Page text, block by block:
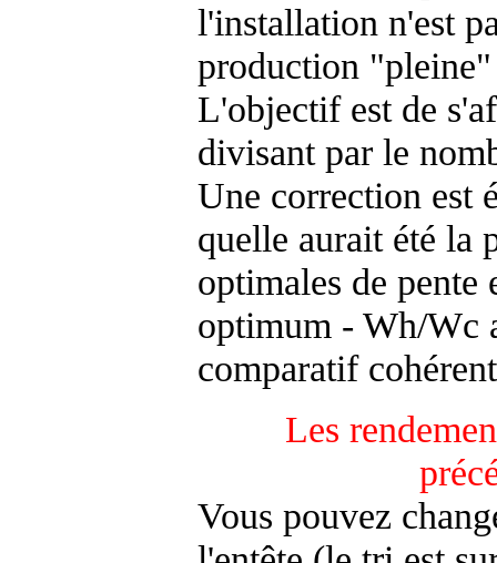
l'installation n'est
production "pleine"
L'objectif est de
divisant par le
Une correction est
quelle aurait été la
optimales de
optimum - Wh/Wc
comparatif
Les
Vous pouvez